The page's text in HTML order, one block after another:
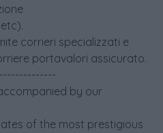
corrieri specializzati e
portavalori assicurato.
by our
of the most prestigious